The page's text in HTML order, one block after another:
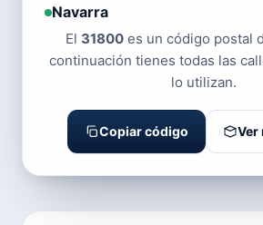
Navarra
El 31800es un código postal
continuación tienes todas las
lo utilizan.
Copiar código Ver